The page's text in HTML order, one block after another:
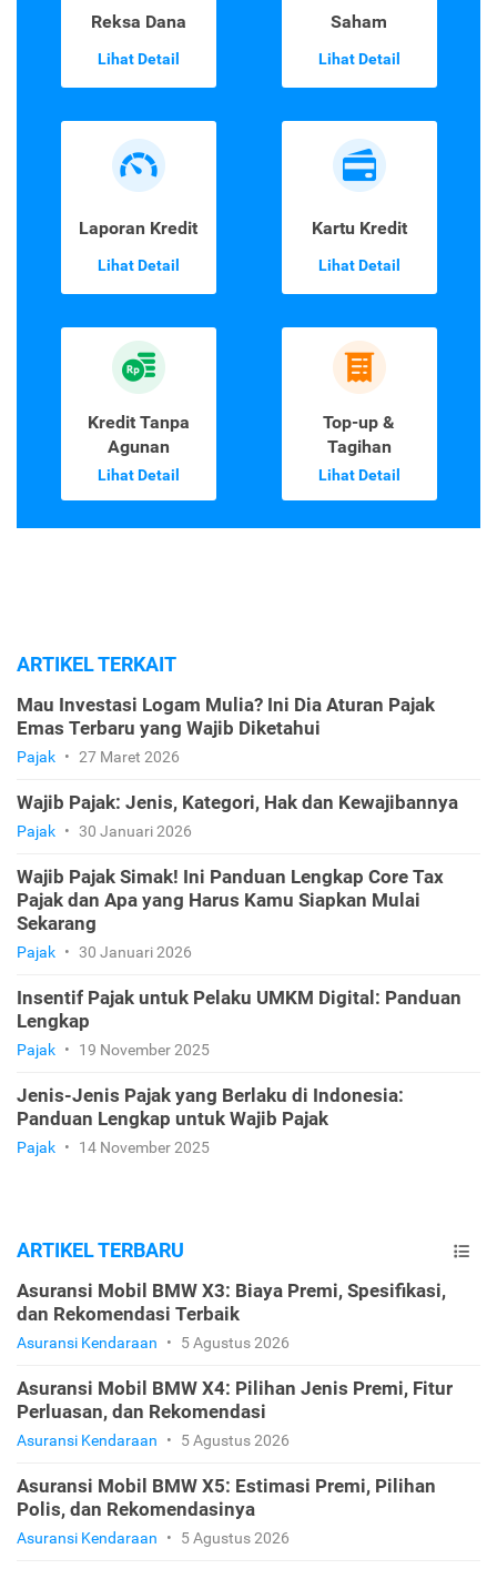
Reksa Dana
Lihat Detail
Saham
Lihat Detail
Laporan Kredit
Lihat Detail
Kartu Kredit
Lihat Detail
Kredit Tanpa
Agunan
Lihat Detail
Top-up &
Tagihan
Lihat Detail
ARTIKEL TERKAIT
Mau Investasi Logam Mulia? Ini Dia Aturan Pajak
Emas Terbaru yang Wajib Diketahui
Pajak • 27 Maret 2026
Wajib Pajak: Jenis, Kategori, Hak dan Kewajibannya
Pajak • 30 Januari 2026
Wajib Pajak Simak! Ini Panduan Lengkap Core Tax
Pajak dan Apa yang Harus Kamu Siapkan Mulai
Sekarang
Pajak • 30 Januari 2026
Insentif Pajak untuk Pelaku UMKM Digital: Panduan
Lengkap
Pajak • 19 November 2025
Jenis-Jenis Pajak yang Berlaku di Indonesia:
Panduan Lengkap untuk Wajib Pajak
Pajak • 14 November 2025
ARTIKEL TERBARU
Asuransi Mobil BMW X3: Biaya Premi, Spesifikasi,
dan Rekomendasi Terbaik
Asuransi Kendaraan • 5 Agustus 2026
Asuransi Mobil BMW X4: Pilihan Jenis Premi, Fitur
Perluasan, dan Rekomendasi
Asuransi Kendaraan • 5 Agustus 2026
Asuransi Mobil BMW X5: Estimasi Premi, Pilihan
Polis, dan Rekomendasinya
Asuransi Kendaraan • 5 Agustus 2026